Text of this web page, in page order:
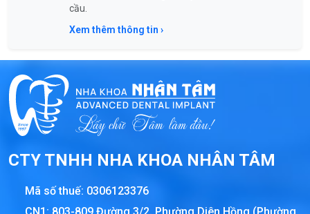
cầu.
Xem thêm thông tin ›
CTY TNHH NHA KHOA NHÂN TÂM
Mã số thuế: 0306123376
CN1: 803-809 Đường 3/2, Phường Diên Hồng (Phường